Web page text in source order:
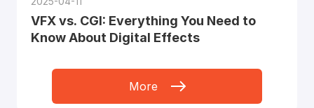
VFX vs. CGI: Everything You Need to
Know About Digital Effects
More